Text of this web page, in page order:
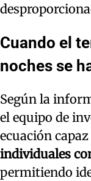
Cuando el
noches se
Según la
el equipo de
ecuación capaz
individuales
permitiendo